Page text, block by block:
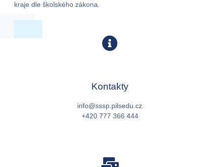
kraje dle školského zákona.
Kontakty
info@sssp.pilsedu.cz
+420 777 366 444